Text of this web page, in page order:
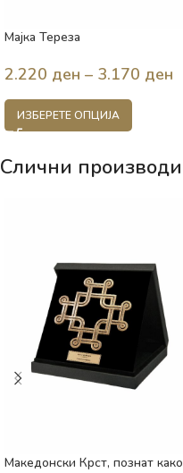
Мајка Тереза
2.220 ден – 3.170 ден
ИЗБЕРЕТЕ ОПЦИЈА
Слични производи
Македонски Крст, познат како